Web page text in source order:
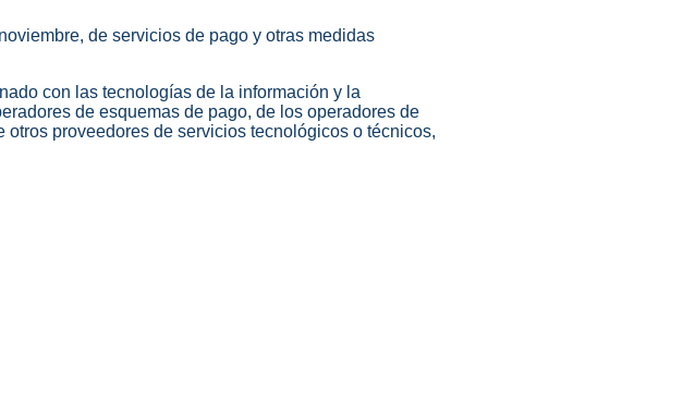
de servicios de pago y otras medidas
con las tecnologías de la información y la
de esquemas de pago, de los operadores de
proveedores de servicios tecnológicos o técnicos,